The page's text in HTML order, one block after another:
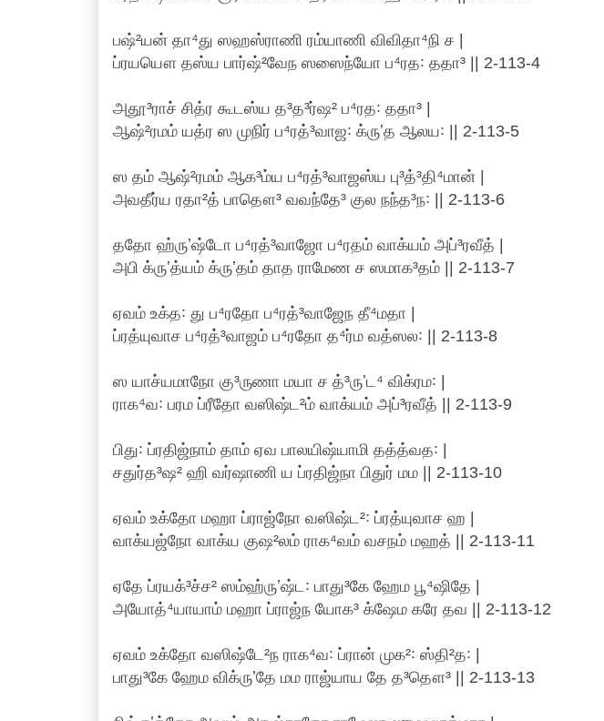
பஷ்²யன் தா⁴து ஸஹஸ்ராணி ரம்யாணி விவிதா⁴நி ச |
ப்ரயயௌ தஸ்ய பார்ஷ்²வேந ஸஸைந்யோ ப⁴ரத꞉ ததா³ || 2-113-4
அதூ³ராச் சித்ர கூடஸ்ய த³த³ர்ஷ² ப⁴ரத꞉ ததா³ |
ஆஷ்²ரமம் யத்ர ஸ முநிர் ப⁴ரத்³வாஜ꞉ க்ருʼத ஆலய꞉ || 2-113-5
ஸ தம் ஆஷ்²ரமம் ஆக³ம்ய ப⁴ரத்³வாஜஸ்ய பு³த்³தி⁴மான் |
அவதீர்ய ரதா²த் பாதௌ³ வவந்தே³ குல நந்த³ந꞉ || 2-113-6
ததோ ஹ்ருʼஷ்டோ ப⁴ரத்³வாஜோ ப⁴ரதம் வாக்யம் அப்³ரவீத் |
அபி க்ருʼத்யம் க்ருʼதம் தாத ராமேண ச ஸமாக³தம் || 2-113-7
ஏவம் உக்த꞉ து ப⁴ரதோ ப⁴ரத்³வாஜேந தீ⁴மதா |
ப்ரத்யுவாச ப⁴ரத்³வாஜம் ப⁴ரதோ த⁴ர்ம வத்ஸல꞉ || 2-113-8
ஸ யாச்யமாநோ கு³ருணா மயா ச த்³ருʼட⁴ விக்ரம꞉ |
ராக⁴வ꞉ பரம ப்ரீதோ வஸிஷ்ட²ம் வாக்யம் அப்³ரவீத் || 2-113-9
பிது꞉ ப்ரதிஜ்நாம் தாம் ஏவ பாலயிஷ்யாமி தத்த்வத꞉ |
சதுர்த³ஷ² ஹி வர்ஷாணி ய ப்ரதிஜ்நா பிதுர் மம || 2-113-10
ஏவம் உக்தோ மஹா ப்ராஜ்நோ வஸிஷ்ட²꞉ ப்ரத்யுவாச ஹ |
வாக்யஜ்நோ வாக்ய குஷ²லம் ராக⁴வம் வசநம் மஹத் || 2-113-11
ஏதே ப்ரயக்³ச்ச² ஸம்ஹ்ருʼஷ்ட꞉ பாது³கே ஹேம பூ⁴ஷிதே |
அயோத்⁴யாயாம் மஹா ப்ராஜ்ந யோக³ க்ஷேம கரே தவ || 2-113-12
ஏவம் உக்தோ வஸிஷ்டே²ந ராக⁴வ꞉ ப்ரான் முக²꞉ ஸ்தி²த꞉ |
பாது³கே ஹேம விக்ருʼதே மம ராஜ்யாய தே த³தௌ³ || 2-113-13